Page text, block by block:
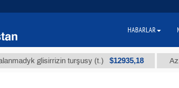
glisirrizin turşusy (t.) $12935,18 Az
HABARLAR